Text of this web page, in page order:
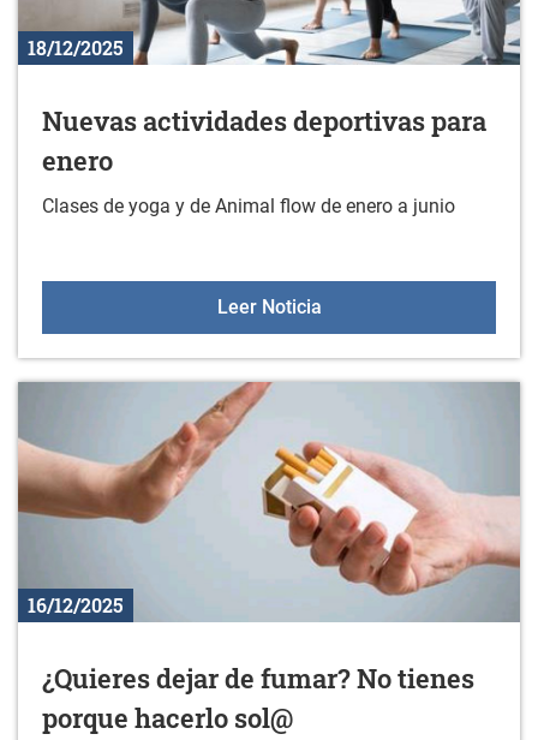
18/12/2025
Nuevas actividades deportivas para
enero
Clases de yoga y de Animal flow de enero a junio
Leer NoticiaNuevas actividades
16/12/2025
¿Quieres dejar de fumar? No tienes
porque hacerlo sol@